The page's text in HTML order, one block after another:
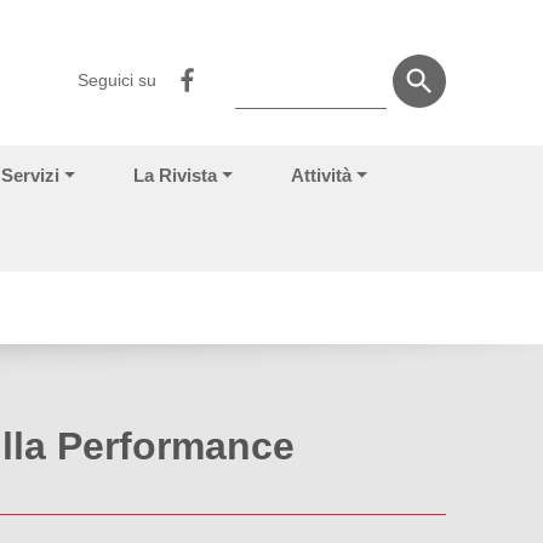
Seguici su
Servizi La Rivista Attività
Performance